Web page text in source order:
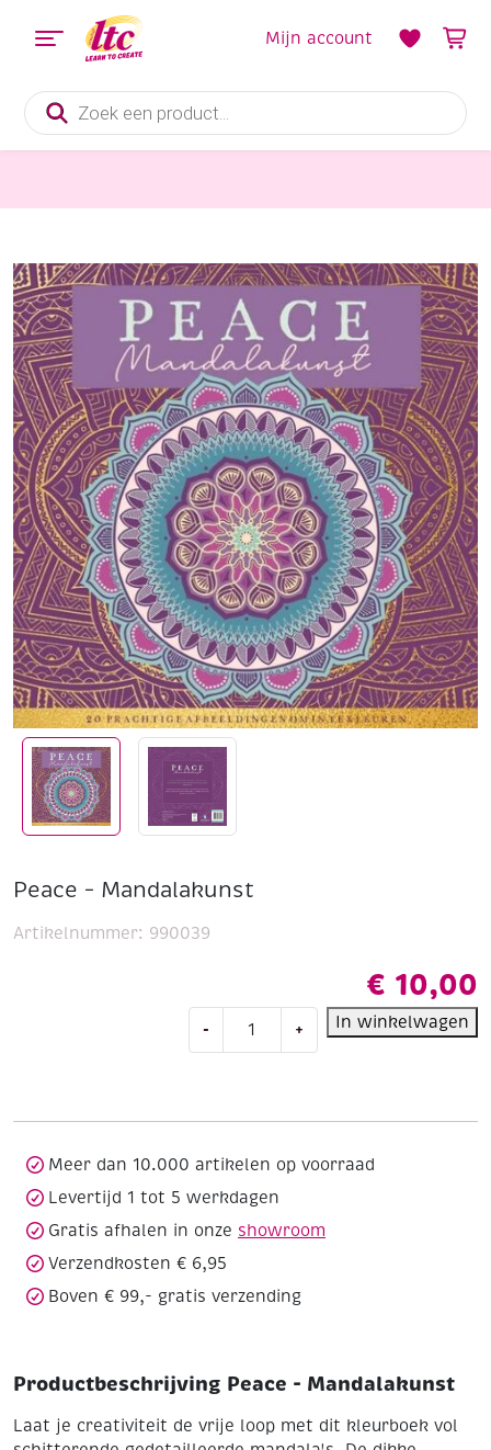
Producten
zoeken
Mijn account
Peace – Mandalakunst
€ 10,00
- + In winkelwagen
Artikelnummer: 990039
Meer dan 10.000 artikelen op voorraad
Levertijd 1 tot 5 werkdagen
Gratis afhalen in onze showroom
Verzendkosten € 6,95
Boven € 99,- gratis verzending
Productbeschrijving Peace - Mandalakunst
Laat je creativiteit de vrije loop met dit kleurboek vol